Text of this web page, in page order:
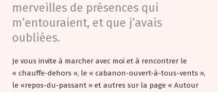
merveilles de présences qui
m’entouraient, et que j’avais
oubliées.
Je vous invite à marcher avec moi et à rencontrer le
« chauffe-dehors », le « cabanon-ouvert-à-tous-vents »,
le «repos-du-passant » et autres sur la page « Autour